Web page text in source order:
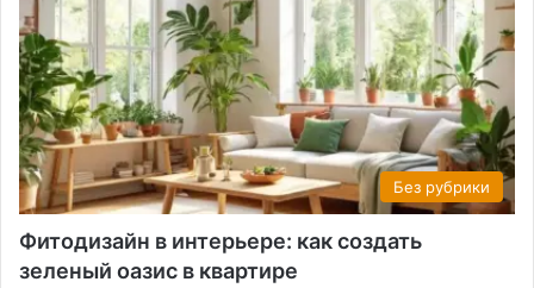
Без рубрики
Фитодизайн в интерьере: как создать
зеленый оазис в квартире